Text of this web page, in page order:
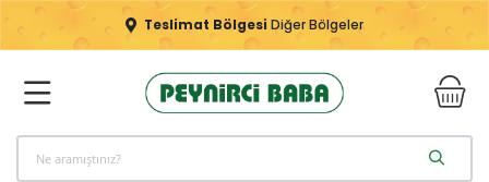
Teslimat Bölgesi Diğer Bölgeler